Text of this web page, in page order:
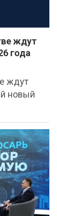
ждут
года
ждут
новый